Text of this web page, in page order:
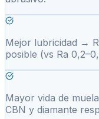
Mejor lubricidad →
posible (vs Ra
Mayor vida de
CBN y diamante